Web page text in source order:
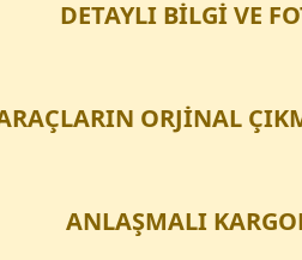
DETAYLI BİLGİ VE
ORJİNAL
ANLAŞMALI